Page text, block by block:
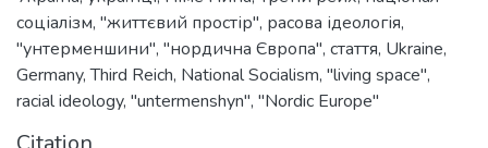
соціалізм, "життєвий простір", расова ідеологія,
"унтерменшини", "нордична Європа", стаття, Ukraine,
Germany,Third Reich, National Socialism, "living space",
racial ideology, "untermenshyn", "Nordic Europe"